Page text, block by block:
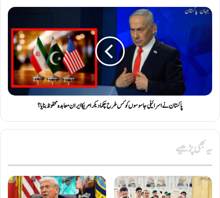
پاکستان نے اسرائیلی جاسوسوں کو کس طرح چکما دیکر امریکا ایران معاہدہ محفوظ بنایا؟
یہ بھی پڑھیے